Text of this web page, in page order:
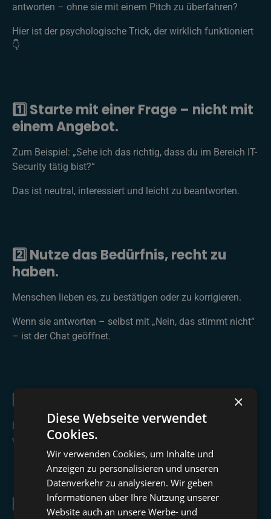
antworten – ohne sie mit einem Pitch zu überfahren?
Hier ist der psychologische Trick, der wirklich funktioniert
👇
1️⃣ Starte mit einer Frage – nicht mit
einem Angebot.
Zum Beispiel: „Sehe ich das richtig, dass du im Bereich IT-
Security tätig bist?“
Das ist neutral, interessiert und leicht zu beantworten.
2️⃣ Nutze das Bedürfnis, recht zu
haben.
Menschen lieben es, zu bestätigen oder zu korrigieren.
Wenn sie antworten – selbst mit „Nein, das stimmt nicht“
– ist der Chat geöffnet.
3️⃣ Halte es kurz.
Eine InMail ist kein Roman. Ein Satz + eine Frage reicht
völlig.
4️⃣ Baue später auf der Antwort auf.
×
Diese Webseite verwendet
Cookies.
Wir verwenden Cookies, um Inhalte und
Anzeigen zu personalisieren und unseren
Datenverkehr zu analysieren. Wir geben
Informationen über Ihre Nutzung unserer
Website auch an unsere Werbe- und